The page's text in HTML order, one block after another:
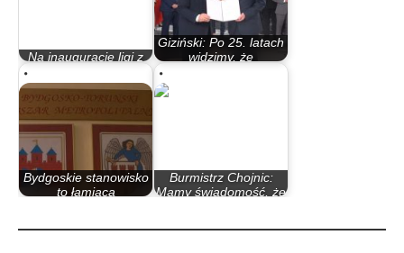
Na inauguracje ligi z
Giziński: Po 25. latach
widzimy, że
Bydgoskie stanowisko
to łamiąca
Burmistrz Chojnic:
Mamy świadomość, że